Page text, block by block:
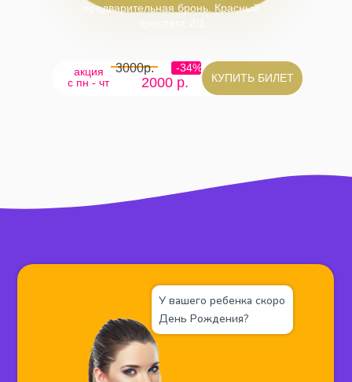
КУПИТЬ БИЛЕТ
2000 р.
акция
c пн - чт
-34%
3000р.
предварительная бронь. Красный
У вашего ребенка скоро
День Рождения?